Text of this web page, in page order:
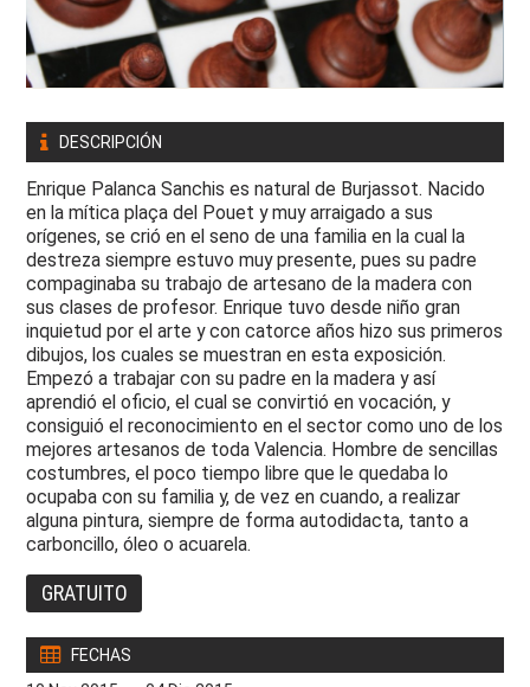
DESCRIPCIÓN
Enrique Palanca Sanchis es natural de Burjassot. Nacido
en la mítica plaça del Pouet y muy arraigado a sus
orígenes, se crió en el seno de una familia en la cual la
destreza siempre estuvo muy presente, pues su padre
compaginaba su trabajo de artesano de la madera con
sus clases de profesor. Enrique tuvo desde niño gran
inquietud por el arte y con catorce años hizo sus primeros
dibujos, los cuales se muestran en esta exposición.
Empezó a trabajar con su padre en la madera y así
aprendió el oficio, el cual se convirtió en vocación, y
consiguió el reconocimiento en el sector como uno de los
mejores artesanos de toda Valencia. Hombre de sencillas
costumbres, el poco tiempo libre que le quedaba lo
ocupaba con su familia y, de vez en cuando, a realizar
alguna pintura, siempre de forma autodidacta, tanto a
carboncillo, óleo o acuarela.
GRATUITO
FECHAS